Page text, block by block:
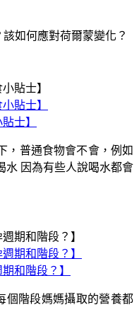
如何應對荷爾蒙變化？
士】
，普通食物會不會，例如
水 因為有些人說喝水都會
和階段？】
個階段媽媽攝取的營養都